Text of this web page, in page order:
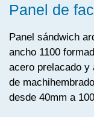
Panel de
Panel sándwich
ancho 1100
acero prelacado y
de
desde 40mm a